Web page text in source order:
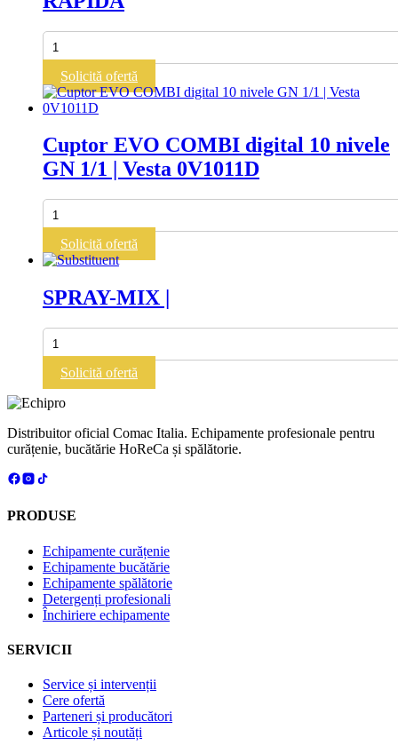
Cantitate
REZERVA
MICROFIBRA
RAMA
RAPIDA
Solicită ofertă
Cuptor EVO COMBI digital 10 nivele
GN 1/1 | Vesta 0V1011D
Cantitate
Cuptor
EVO
COMBI
digital
nivele
1/1
Vesta
0V1011D
Solicită ofertă
SPRAY-MIX |
Cantitate
SPRAY-
MIXSolicită ofertă
Distribuitor oficial Comac Italia. Echipamente profesionale pentru
curățenie, bucătărie HoReCa și spălătorie.
PRODUSE
Echipamente curățenie
Echipamente bucătărie
Echipamente spălătorie
Detergenți profesionali
Închiriere echipamente
SERVICII
Service și intervenții
Cere ofertă
Parteneri și producători
Articole și noutăți